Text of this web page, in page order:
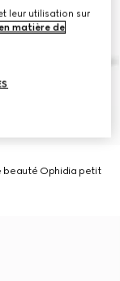
beauté Ophidia petit
leur utilisation sur
matière de